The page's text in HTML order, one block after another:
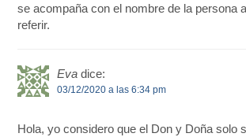
se acompaña con el nombre de la persona
referir.
Eva dice:
03/12/2020 a las 6:34 pm
Hola, yo considero que el Don y Doña solo